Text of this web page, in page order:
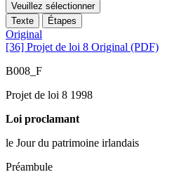
Veuillez sélectionner
Texte
Étapes
Original
[36] Projet de loi 8 Original (PDF)
B008_F
Projet de loi 8 1998
Loi proclamant
le Jour du patrimoine irlandais
Préambule